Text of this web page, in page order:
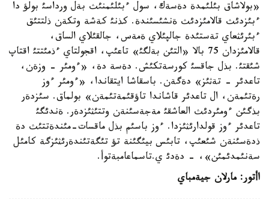
«بولاشاق بئلئمدة دةسةك، سول ءبئلئمنئث بةل ورداسئ بولؤ دا
ءبئزدئث قالامئزدئث ةنشئسئندة. كذنئ كةشة وتكةن ذلتتئق
ءبئرئثعاي تةستئدة جالپئلاي ةمةس، جالقئلاي الساق،
قالامئزدان 75 بالا «التئن بةلگئ» تاعئپ، اقجولتاي ءذمئتتئ اقتاپ
شئقتئ. بذل جاقسئ كورسةتكئش. دةسة دة، «ءومئر - وزةن،
تاعدئر - تةثئز» دةگةن. باسقاشا ايتقاندا، «ءومئر ءوز
رةتئمةن، ال تاعدئر قاشاندا تاؤقئمةتئمةن» بولماق. سئزدةر
بذگئن ءومئردئث العاشقئ مةجةسئنةن وتتئثئزدةر. ةندئگئ
تاعدئر ءوز قولدارئثئزدا. ءوز باسئم بذل ماقسات-مئندةتتئث دة
ذدةسئنةن شئعئپ، تابئس بيئگئنة تؤ تئگةتئندةرئثئزگة كامئل
سةنئمدئمئن»، - دةدئ ي.تاسماعامبةتوأ.
اأتور: مارلان جيةمباي